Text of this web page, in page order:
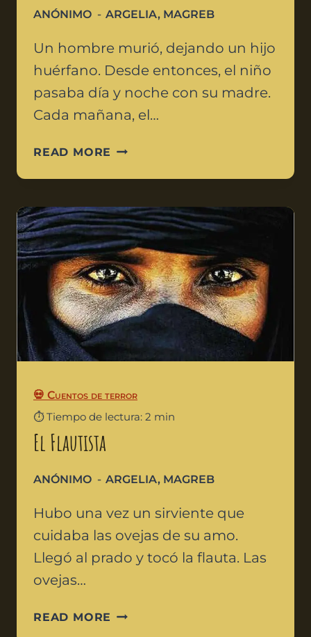
ANÓNIMO ARGELIA, MAGREB
Un hombre murió, dejando un hijo
huérfano. Desde entonces, el niño
pasaba día y noche con su madre.
Cada mañana, el…
READ MORE
💀 Cuentos de terror
⏱️ Tiempo de lectura: 2 min
El Flautista
ANÓNIMO ARGELIA, MAGREB
Hubo una vez un sirviente que
cuidaba las ovejas de su amo.
Llegó al prado y tocó la flauta. Las
ovejas…
READ MORE